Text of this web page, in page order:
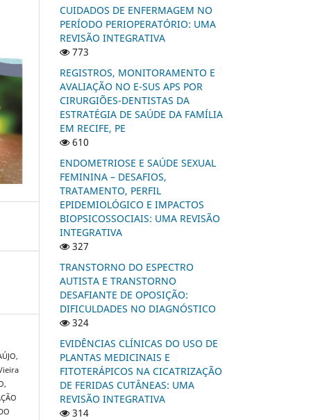
CUIDADOS DE ENFERMAGEM NO
PERÍODO PERIOPERATÓRIO: UMA
REVISÃO INTEGRATIVA
773
REGISTROS, MONITORAMENTO E
AVALIAÇÃO NO E-SUS APS POR
CIRURGIÕES-DENTISTAS DA
ESTRATÉGIA DE SAÚDE DA FAMÍLIA
EM RECIFE, PE
610
ENDOMETRIOSE E SAÚDE SEXUAL
FEMININA – DESAFIOS,
TRATAMENTO, PERFIL
EPIDEMIOLÓGICO E IMPACTOS
BIOPSICOSSOCIAIS: UMA REVISÃO
INTEGRATIVA
327
TRANSTORNO DO ESPECTRO
AUTISTA E TRANSTORNO
DESAFIANTE DE OPOSIÇÃO:
DIFICULDADES NO DIAGNÓSTICO
324
EVIDÊNCIAS CLÍNICAS DO USO DE
PLANTAS MEDICINAIS E
FITOTERÁPICOS NA CICATRIZAÇÃO
DE FERIDAS CUTÂNEAS: UMA
REVISÃO INTEGRATIVA
314